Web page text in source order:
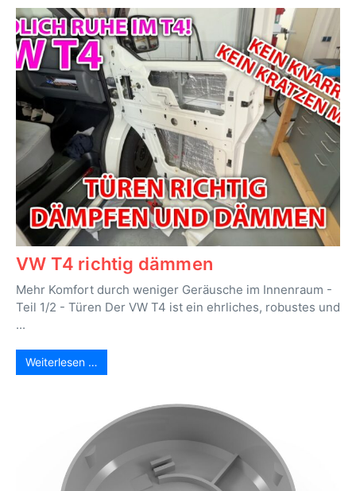
VW T4 richtig dämmen
Mehr Komfort durch weniger Geräusche im Innenraum -
Teil 1/2 - Türen Der VW T4 ist ein ehrliches, robustes und
...
Weiterlesen …